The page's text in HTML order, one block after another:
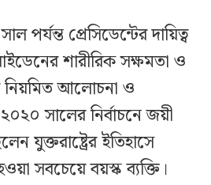
প্রেসিডেন্টের দায়িত্ব
শারীরিক সক্ষমতা ও
নিয়মিত আলোচনা ও
সালের নির্বাচনে জয়ী
যুক্তরাষ্ট্রের ইতিহাসে
সবচেয়ে বয়স্ক ব্যক্তি।